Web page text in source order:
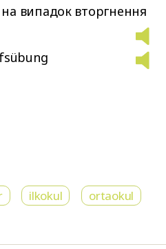
випадок вторгнення
ilkokul ortaokul